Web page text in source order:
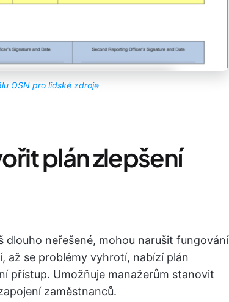
OSN pro lidské zdroje
plán zlepšení
dlouho neřešené, mohou narušit fungování
až se problémy vyhrotí, nabízí plán
přístup. Umožňuje manažerům stanovit
zaměstnanců.